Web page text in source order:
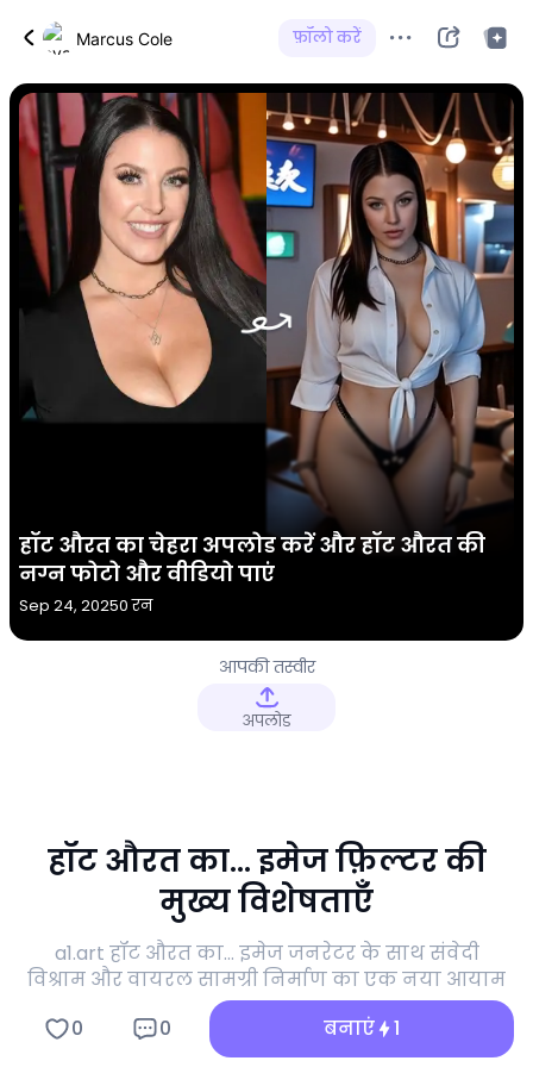
Marcus Cole फ़ॉलो करें
हॉट औरत का चेहरा अपलोड करें और हॉट औरत की
नग्न फोटो और वीडियो पाएं
Sep 24, 20250 रन
आपकी तस्वीर
अपलोड
हॉट औरत का... इमेज फ़िल्टर की
मुख्य विशेषताएँ
a1.art हॉट औरत का... इमेज जनरेटर के साथ संवेदी
विश्राम और वायरल सामग्री निर्माण का एक नया आयाम
खोलें।
0
0 बनाएं 1